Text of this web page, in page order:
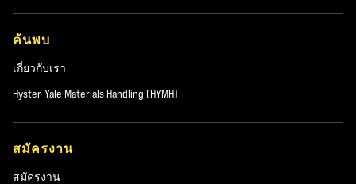
ค้นพบ
เกี่ยวกับเรา
Hyster-Yale Materials Handling (HYMH)
สมัครงาน
สมัครงาน